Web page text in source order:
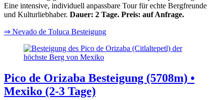
Eine intensive, individuell anpassbare Tour für echte Bergfreunde
und Kulturliebhaber. Dauer: 2 Tage. Preis: auf Anfrage.
⇒ Nevado de Toluca Besteigung
Pico de Orizaba Besteigung (5708m) •
Mexiko (2-3 Tage)